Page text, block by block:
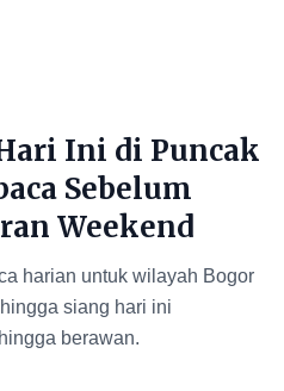
Ini di Puncak
Sebelum
Weekend
harian untuk wilayah Bogor
siang hari ini
berawan.